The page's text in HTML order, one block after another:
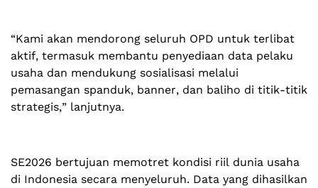
“Kami akan mendorong seluruh OPD untuk terlibat
aktif, termasuk membantu penyediaan data pelaku
usaha dan mendukung sosialisasi melalui
pemasangan spanduk, banner, dan baliho di titik-titik
strategis,” lanjutnya.
SE2026 bertujuan memotret kondisi riil dunia usaha
di Indonesia secara menyeluruh. Data yang dihasilkan